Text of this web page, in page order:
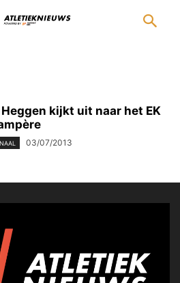
Heggen kijkt uit naar het EK
03/07/2013